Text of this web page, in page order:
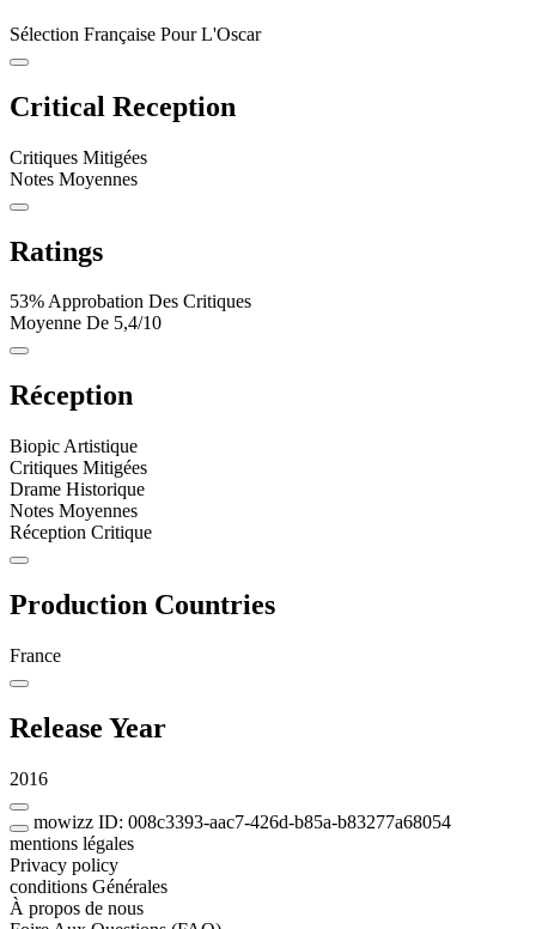
Sélection Française Pour L'Oscar
Critical Reception
Critiques Mitigées
Notes Moyennes
Ratings
53% Approbation Des Critiques
Moyenne De 5,4/10
Réception
Biopic Artistique
Critiques Mitigées
Drame Historique
Notes Moyennes
Réception Critique
Production Countries
France
Release Year
2016
mowizz ID: 008c3393-aac7-426d-b85a-b83277a68054
mentions légales
Privacy policy
conditions Générales
À propos de nous